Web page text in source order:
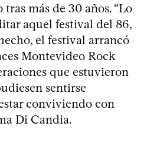
más de 30 años. “Lo
aquel festival del 86,
el festival arrancó
Montevideo Rock
que estuvieron
sentirse
conviviendo con
Di Candia.